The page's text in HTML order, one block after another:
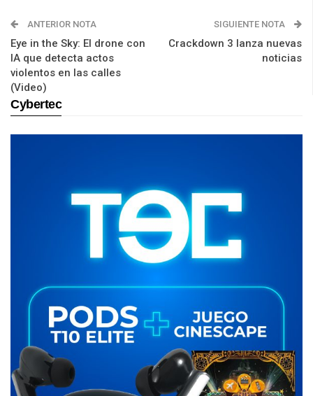
ANTERIOR NOTA
Eye in the Sky: El drone con
IA que detecta actos
violentos en las calles
(Video)
SIGUIENTE NOTA
Crackdown 3 lanza nuevas
noticias
Cybertec